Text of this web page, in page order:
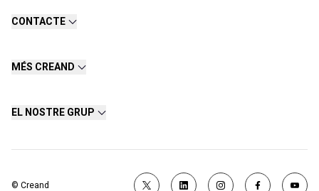
CONTACTE
MÉS CREAND
EL NOSTRE GRUP
© Creand